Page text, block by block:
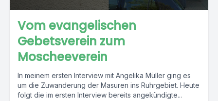
Vom evangelischen
Gebetsverein zum
Moscheeverein
In meinem ersten Interview mit Angelika Müller ging es
um die Zuwanderung der Masuren ins Ruhrgebiet. Heute
folgt die im ersten Interview bereits angekündigte...